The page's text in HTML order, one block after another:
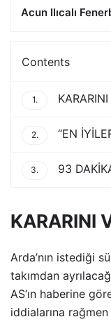
Acun Ilıcalı
Contents
1.
2. “EN
3. 93
KARARINI
Arda’nın istediği
takımdan
AS’ın haberine
iddialarına